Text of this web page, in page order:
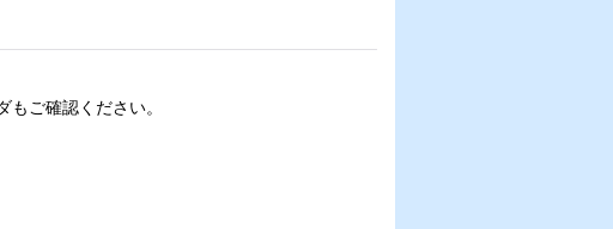
ご確認ください。